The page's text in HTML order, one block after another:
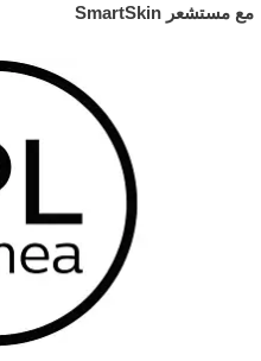
مع مستشعر SmartSkin